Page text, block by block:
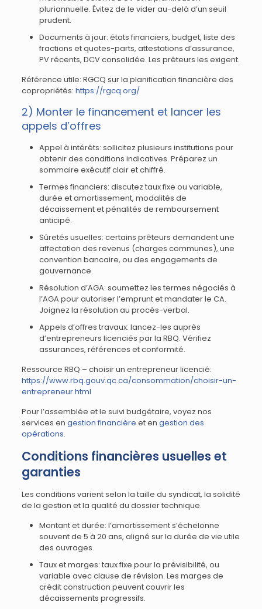
pluriannuelle. Évitez de le vider au-delà d’un seuil
prudent.
Documents à jour: états financiers, budget, liste des
fractions et quotes-parts, attestations d’assurance,
PV récents, DCV consolidée. Les prêteurs les exigent.
Référence utile: RGCQ sur la planification financière des
copropriétés: https://rgcq.org/
2) Monter le financement et lancer les
appels d’offres
Appel à intérêts: sollicitez plusieurs institutions pour
obtenir des conditions indicatives. Préparez un
sommaire exécutif clair et chiffré.
Termes financiers: discutez taux fixe ou variable,
durée et amortissement, modalités de
décaissement et pénalités de remboursement
anticipé.
Sûretés usuelles: certains prêteurs demandent une
affectation des revenus (charges communes), une
convention bancaire, ou des engagements de
gouvernance.
Résolution d’AGA: soumettez les termes négociés à
l’AGA pour autoriser l’emprunt et mandater le CA.
Joignez la résolution au procès-verbal.
Appels d’offres travaux: lancez-les auprès
d’entrepreneurs licenciés par la RBQ. Vérifiez
assurances, références et conformité.
Ressource RBQ – choisir un entrepreneur licencié:
https://www.rbq.gouv.qc.ca/consommation/choisir-un-
entrepreneur.html
Pour l’assemblée et le suivi budgétaire, voyez nos
services en gestion financière et en gestion des
opérations.
Conditions financières usuelles et
garanties
Les conditions varient selon la taille du syndicat, la solidité
de la gestion et la qualité du dossier technique.
Montant et durée: l’amortissement s’échelonne
souvent de 5 à 20 ans, aligné sur la durée de vie utile
des ouvrages.
Taux et marges: taux fixe pour la prévisibilité, ou
variable avec clause de révision. Les marges de
crédit construction peuvent couvrir les
décaissements progressifs.